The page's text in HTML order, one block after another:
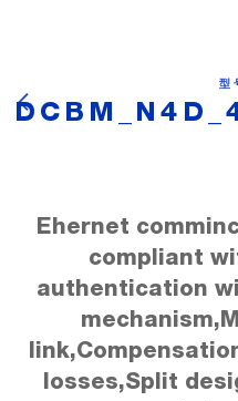
型
Ehernet
compliant
authentication
losses,Split